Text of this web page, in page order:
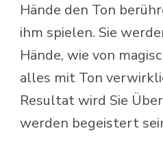
Hände den Ton
ihm spielen. Sie
Hände, wie von
alles mit Ton
Resultat wird Sie
werden begeistert